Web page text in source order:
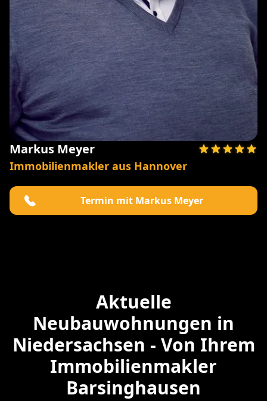
Markus Meyer
Immobilienmakler aus Hannover
Termin mit Markus Meyer
Aktuelle
Neubauwohnungen in
Niedersachsen - Von Ihrem
Immobilienmakler
Barsinghausen